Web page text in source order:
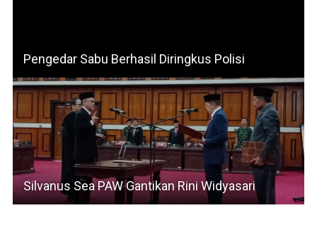
Pengedar Sabu Berhasil Diringkus Polisi
Silvanus Sea PAW Gantikan Rini Widyasari